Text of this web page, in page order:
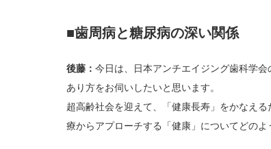
■歯周病と糖尿病の深い関係
後藤： 今日は、日本アンチエイジング歯科学
あり方をお伺いしたいと思います。
超高齢社会を迎えて、「健康長寿」をかなえ
療からアプローチする「健康」についてどの